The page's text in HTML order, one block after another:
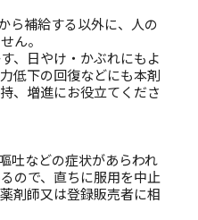
ら補給する以外に、人の
ん。
、日やけ・かぶれにもよ
低下の回復などにも本剤
、増進にお役立てくださ
吐などの症状があらわれ
ので、直ちに服用を中止
剤師又は登録販売者に相